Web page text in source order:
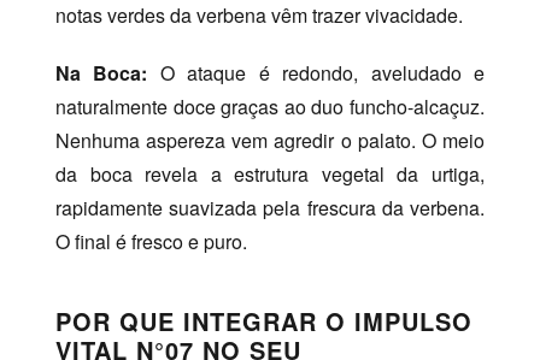
notas verdes da verbena vêm trazer vivacidade.
Na Boca: O ataque é redondo, aveludado e
naturalmente doce graças ao duo funcho-alcaçuz.
Nenhuma aspereza vem agredir o palato. O meio
da boca revela a estrutura vegetal da urtiga,
rapidamente suavizada pela frescura da verbena.
O final é fresco e puro.
POR QUE INTEGRAR O IMPULSO
VITAL N°07 NO SEU